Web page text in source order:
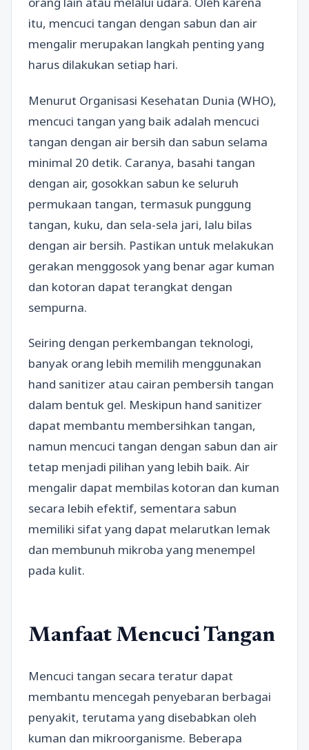
itu, mencuci tangan dengan sabun dan air
mengalir merupakan langkah penting yang
harus dilakukan setiap hari.
Menurut Organisasi Kesehatan Dunia (WHO),
mencuci tangan yang baik adalah mencuci
tangan dengan air bersih dan sabun selama
minimal 20 detik. Caranya, basahi tangan
dengan air, gosokkan sabun ke seluruh
permukaan tangan, termasuk punggung
tangan, kuku, dan sela-sela jari, lalu bilas
dengan air bersih. Pastikan untuk melakukan
gerakan menggosok yang benar agar kuman
dan kotoran dapat terangkat dengan
sempurna.
Seiring dengan perkembangan teknologi,
banyak orang lebih memilih menggunakan
hand sanitizer atau cairan pembersih tangan
dalam bentuk gel. Meskipun hand sanitizer
dapat membantu membersihkan tangan,
namun mencuci tangan dengan sabun dan air
tetap menjadi pilihan yang lebih baik. Air
mengalir dapat membilas kotoran dan kuman
secara lebih efektif, sementara sabun
memiliki sifat yang dapat melarutkan lemak
dan membunuh mikroba yang menempel
pada kulit.
Manfaat Mencuci Tangan
Mencuci tangan secara teratur dapat
membantu mencegah penyebaran berbagai
penyakit, terutama yang disebabkan oleh
kuman dan mikroorganisme. Beberapa